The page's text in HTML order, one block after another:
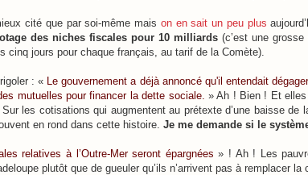
cité que par soi-même mais on en sait un peu plus
des niches fiscales pour 10 milliards (c’est une
cinq jours pour chaque français, au tarif de la Comète).
: «
Le gouvernement a déjà annoncé qu'il entendait
mutuelles pour financer la dette sociale. » Ah ! Bien ! Et
les cotisations qui augmentent au prétexte d’une baisse de
en rond dans cette histoire. Je me demande si le
relatives à l’Outre-Mer seront épargnées » ! Ah ! Les
plutôt que de gueuler qu’ils n’arrivent pas à remplacer la